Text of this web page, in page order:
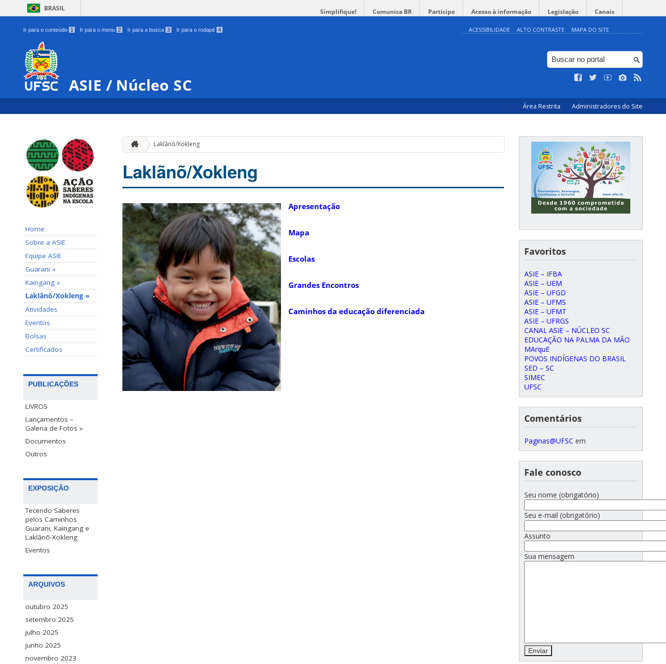
BRASIL Simplifique! Comunica BR Participe Acesso à informação Legislação Canais
Ir para o conteúdo 1 Ir para o menu 2 Ir para a busca 3 Ir para o rodapé 4 ACESSIBILIDADE ALTO CONTRASTE MAPA DO SITE
ASIE / Núcleo SC
Área Restrita Administradores do Site
Home
Sobre a ASIE
Equipe ASIE
Guarani »
Kaingang »
Laklãnõ/Xokleng »
Atividades
Eventos
Bolsas
Certificados
PUBLICAÇÕES
LIVROS
Lançamentos –
Galeria de Fotos »
Documentos
Outros
EXPOSIÇÃO
Tecendo Saberes
pelos Caminhos
Guarani, Kaingang e
Laklãnõ-Xokleng
Eventos
ARQUIVOS
outubro 2025
setembro 2025
julho 2025
junho 2025
novembro 2023
Laklãnõ/Xokleng
Laklãnõ/Xokleng
Apresentação
Mapa
Escolas
Grandes Encontros
Caminhos da educação diferenciada
Favoritos
ASIE – IFBA
ASIE – UEM
ASIE – UFGD
ASIE – UFMS
ASIE – UFMT
ASIE – UFRGS
CANAL ASIE – NÚCLEO SC
EDUCAÇÃO NA PALMA DA MÃO
MArquE
POVOS INDÍGENAS DO BRASIL
SED – SC
SIMEC
UFSC
Comentários
Paginas@UFSC em
Fale conosco
Seu nome (obrigatório)
Seu e-mail (obrigatório)
Assunto
Sua mensagem